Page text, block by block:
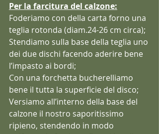
Per la farcitura del calzone:
Foderiamo con della carta forno una
teglia rotonda (diam.24-26 cm circa);
Stendiamo sulla base della teglia uno
dei due dischi facendo aderire bene
l’impasto ai bordi;
Con una forchetta bucherelliamo
bene il tutta la superficie del disco;
Versiamo all’interno della base del
calzone il nostro saporitissimo
ripieno, stendendo in modo